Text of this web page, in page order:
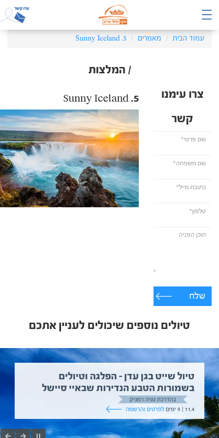
עמוד הבית מאמרים 5. Sunny Iceland
/ המלצות
צרו עימנו
קשר
שלח
5. Sunny Iceland
טיולים נוספים שיכולים לעניין אתכם
טיול שייט בגן עדן – הפלגה וטיולים
בשמורות הטבע הנדירות שבאיי סיישל
בהדרכת טניה רמניק
11.4 | 9 ימים
לפרטים והרשמה